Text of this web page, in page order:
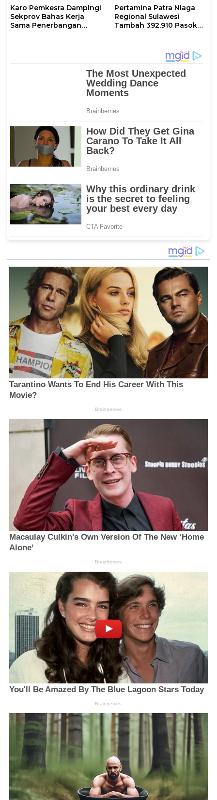
Karo Pemkesra Dampingi
Sekprov Bahas Kerja
Sama Penerbangan
Pertamina Patra Niaga
Regional Sulawesi
Tambah 392.910 Pasokan
dan Long Weekend